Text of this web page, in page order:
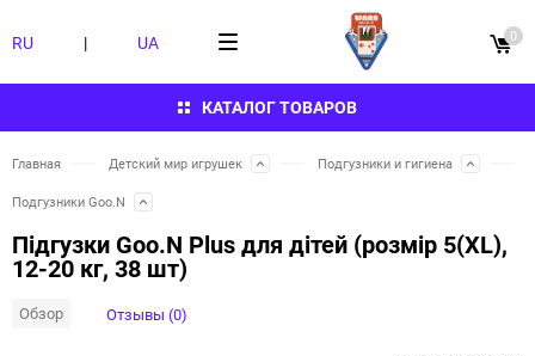
КАТАЛОГ ТОВАРОВ
RU | UA 0
Главная Детский мир игрушек Подгузники и гигиена
Подгузники Goo.N
Підгузки Goo.N Plus для дітей (розмір 5(XL),
12-20 кг, 38 шт)
Обзор Отзывы (0)